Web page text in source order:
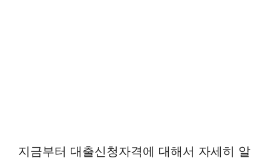
지금부터 대출신청자격에 대해서 자세히 알